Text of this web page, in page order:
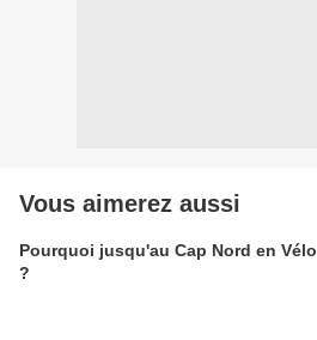
Vous aimerez aussi
Pourquoi jusqu'au Cap Nord en Vélo
?